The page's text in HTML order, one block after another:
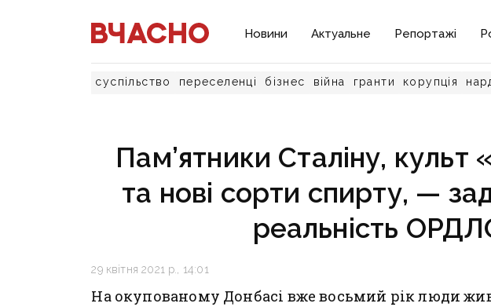
Новини Актуальне Репортажі
суспільство переселенці бізнес війна гранти корупція
Пам’ятники Сталіну, культ
та нові сорти спирту, —
реальність
29 квітня 2021 р., 14:01
На окупованому Донбасі вже восьмий рік люди